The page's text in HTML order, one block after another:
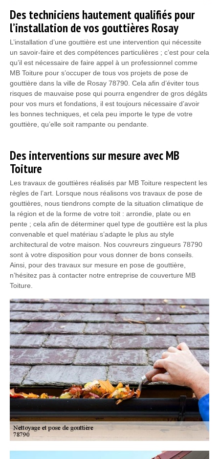
Des techniciens hautement qualifiés pour
l’installation de vos gouttières Rosay
L’installation d’une gouttière est une intervention qui nécessite
un savoir-faire et des compétences particulières ; c’est pour cela
qu’il est nécessaire de faire appel à un professionnel comme
MB Toiture pour s’occuper de tous vos projets de pose de
gouttière dans la ville de Rosay 78790. Cela afin d’éviter tous
risques de mauvaise pose qui pourra engendrer de gros dégâts
pour vos murs et fondations, il est toujours nécessaire d’avoir
les bonnes techniques, et cela peu importe le type de votre
gouttière, qu’elle soit rampante ou pendante.
Des interventions sur mesure avec MB
Toiture
Les travaux de gouttières réalisés par MB Toiture respectent les
règles de l’art. Lorsque nous réalisons vos travaux de pose de
gouttières, nous tiendrons compte de la situation climatique de
la région et de la forme de votre toit : arrondie, plate ou en
pente ; cela afin de déterminer quel type de gouttière est la plus
convenable et quel matériau s’adapte le plus au style
architectural de votre maison. Nos couvreurs zingueurs 78790
sont à votre disposition pour vous donner de bons conseils.
Ainsi, pour des travaux sur mesure en pose de gouttière,
n’hésitez pas à contacter notre entreprise de couverture MB
Toiture.